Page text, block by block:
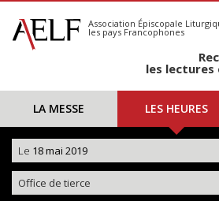
S'abonner
Calendrier
Association Épiscopale
les pays Francophones
les
LA MESSE LES HEURES
Le 18 mai 2019
Office de tierce